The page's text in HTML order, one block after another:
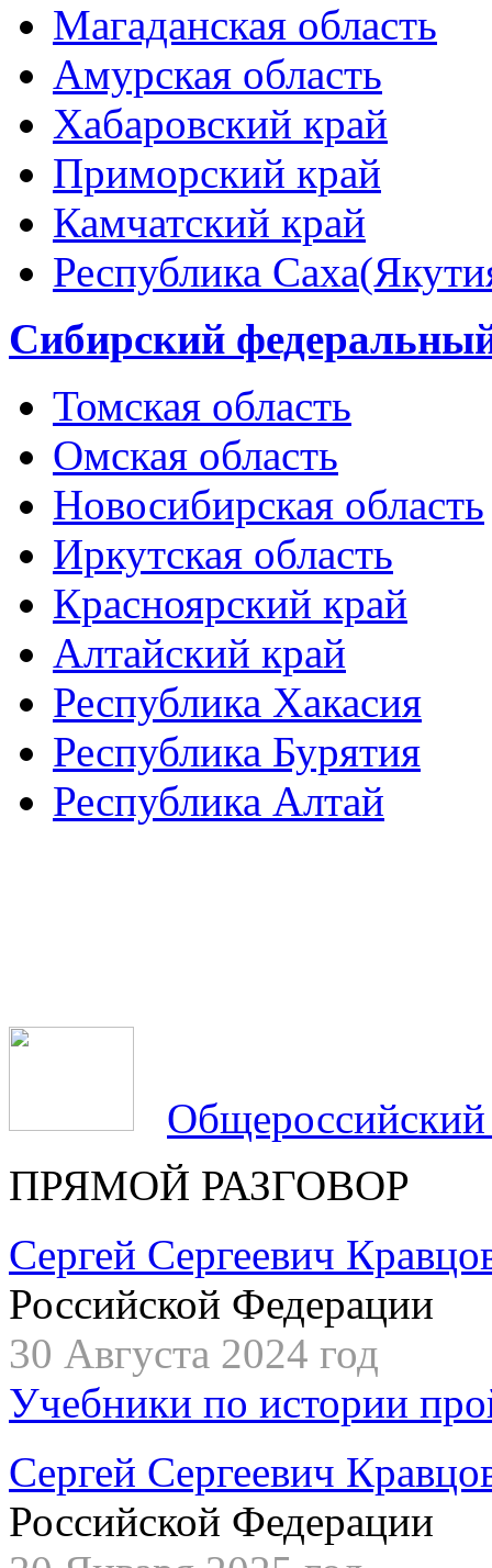
Магаданская область
Амурская область
Хабаровский край
Приморский край
Камчатский край
Республика
Сибирский
Томская область
Омская область
Новосибирская область
Иркутская область
Красноярский край
Алтайский край
Республика Хакасия
Республика Бурятия
Республика Алтай
ПРЯМОЙ РАЗГОВОР
Сергей Сергеевич
Российской Федерации
30 Августа 2024 год
Учебники по истории
Сергей Сергеевич
Российской Федерации